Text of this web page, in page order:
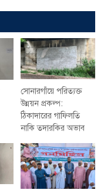
সোনারগাঁয়ে পরিত্যক্ত
উন্নয়ন প্রকল্প:
ঠিকাদারের গাফিলতি
নাকি তদারকির অভাব